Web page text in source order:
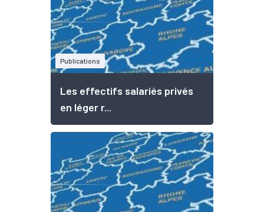
Publications
Les effectifs salariés privés
en léger r...